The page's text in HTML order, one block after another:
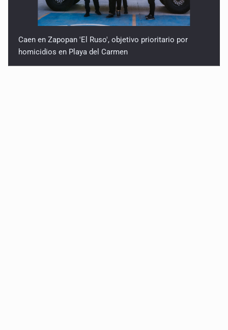
Caen en Zapopan 'El Ruso', objetivo prioritario por
homicidios en Playa del Carmen